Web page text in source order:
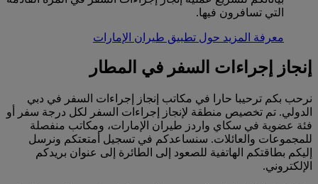
التي تسافرون فيها.
معرفة المزيد حول تطبيق طيران الإمارات
إنجاز إجراءات السفر في المطار
نرحب بكم ترحيبا حارا في مكاتب إنجاز إجراءات السفر في دبي
الدولي. تم تخصيص منطقة لإنجاز إجراءات السفر لكل درجة سفر أو
فئة عضوية في سكاي واردز طيران الإمارات، ومكاتب منفصلة
للمجموعات والعائلات. سنساعدكم في تسجيل أمتعتكم ونرسل
إليكم بطاقتكم الهاتفية للصعود إلى الطائرة إلى عنوان بريدكم
الإلكتروني.